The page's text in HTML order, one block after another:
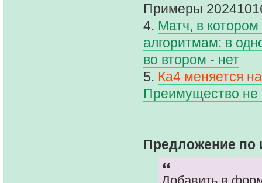
Примеры
4. Матч, в
алгоритмам: в
во втором - нет
5. Ка4 меняется
Преимущество не
Предложение по